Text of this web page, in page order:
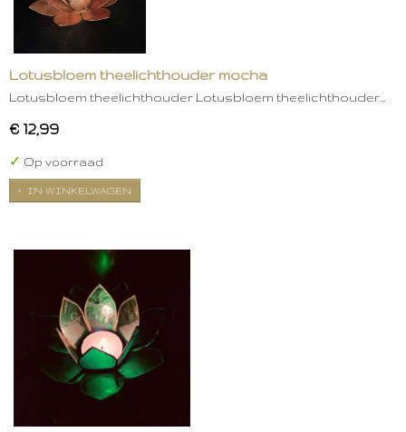
Lotusbloem theelichthouder mocha
Lotusbloem theelichthouder Lotusbloem theelichthouder…
€ 12,99
✓ Op voorraad
IN WINKELWAGEN